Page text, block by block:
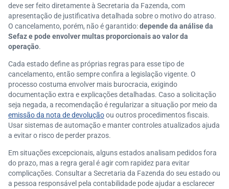
deve ser feito diretamente à Secretaria da Fazenda, com
apresentação de justificativa detalhada sobre o motivo do atraso.
O cancelamento, porém, não é garantido:depende da análise da
Sefaz e pode envolver multas proporcionais ao valor da
operação.
Cada estado define as próprias regras para esse tipo de
cancelamento, então sempre confira a legislação vigente. O
processo costuma envolver mais burocracia, exigindo
documentação extra e explicações detalhadas. Caso a solicitação
seja negada, a recomendação é regularizar a situação por meio da
emissão da nota de devoluçãoou outros procedimentos fiscais.
Usar sistemas de automação e manter controles atualizados ajuda
a evitar o risco de perder prazos.
Em situações excepcionais, alguns estados analisam pedidos fora
do prazo, mas a regra geral é agir com rapidez para evitar
complicações. Consultar a Secretaria da Fazenda do seu estado ou
a pessoa responsável pela contabilidade pode ajudar a esclarecer